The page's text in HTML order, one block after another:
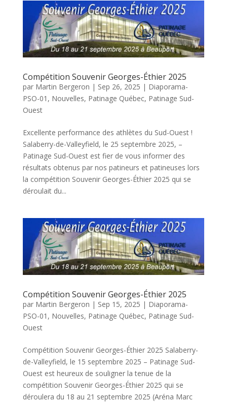
Compétition Souvenir Georges-Éthier 2025
par Martin Bergeron | Sep 26, 2025 | Diaporama-
PSO-01 , Nouvelles, Patinage Québec, Patinage Sud-
Ouest
Excellente performance des athlètes du Sud-Ouest !
Salaberry-de-Valleyfield, le 25 septembre 2025, –
Patinage Sud-Ouest est fier de vous informer des
résultats obtenus par nos patineurs et patineuses lors
la compétition Souvenir Georges-Éthier 2025 qui se
déroulait du...
Compétition Souvenir Georges-Éthier 2025
par Martin Bergeron | Sep 15, 2025 | Diaporama-
PSO-01 , Nouvelles, Patinage Québec, Patinage Sud-
Ouest
Compétition Souvenir Georges-Éthier 2025 Salaberry-
de-Valleyfield, le 15 septembre 2025 – Patinage Sud-
Ouest est heureux de souligner la tenue de la
compétition Souvenir Georges-Éthier 2025 qui se
déroulera du 18 au 21 septembre 2025 (Aréna Marc